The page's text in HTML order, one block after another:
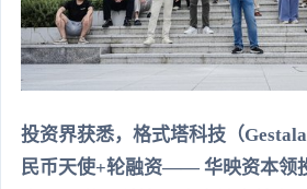
投资界获悉，格式塔科技（
民币天使+轮融资—— 华映资本领